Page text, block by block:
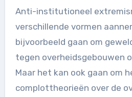
Anti-institutioneel
verschillende vormen
bijvoorbeeld gaan om
tegen overheidsgebouwen
Maar het kan ook gaan om
complottheorieën over de